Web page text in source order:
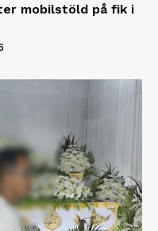
mobilstöld på fik i